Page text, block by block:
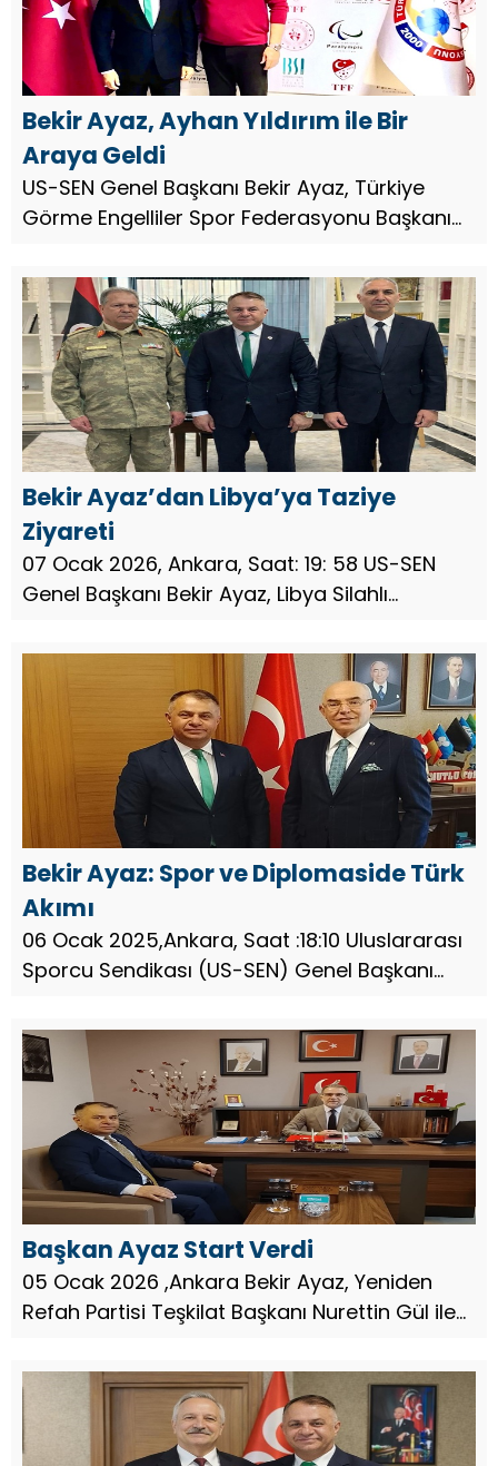
Bekir Ayaz, Ayhan Yıldırım ile Bir
Araya Geldi
US-SEN Genel Başkanı Bekir Ayaz, Türkiye
Görme Engelliler Spor Federasyonu Başkanı
sporcuların mevcut durumu ve sporun
erişilebilirliği üzerine görüş alışv...
Bekir Ayaz’dan Libya’ya Taziye
Ziyareti
07 Ocak 2026, Ankara, Saat: 19: 58 US-SEN
Genel Başkanı Bekir Ayaz, Libya Silahlı
Muhammed El-Haddad ve beraberindeki
heyetin elim uçak kazasında hayatlarını ...
Bekir Ayaz: Spor ve Diplomaside Türk
Akımı
06 Ocak 2025,Ankara, Saat :18:10 Uluslararası
Sporcu Sendikası (US-SEN) Genel Başkanı
Başkan Yardımcısı Mevlüt Karakaya ile spor
ve diplomasi ekseninde ...
Başkan Ayaz Start Verdi
05 Ocak 2026 ,Ankara Bekir Ayaz, Yeniden
Refah Partisi Teşkilat Başkanı Nurettin Gül ile
anayasa süreci, spor politikaları, spor
diplomasisi ve yurt dış...